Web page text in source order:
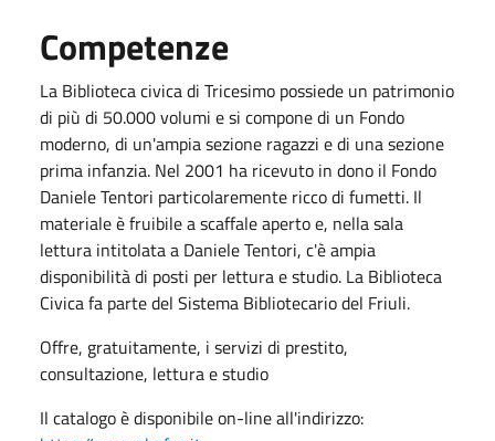
Competenze
La Biblioteca civica di Tricesimo possiede un patrimonio
di più di 50.000 volumi e si compone di un Fondo
moderno, di un'ampia sezione ragazzi e di una sezione
prima infanzia. Nel 2001 ha ricevuto in dono il Fondo
Daniele Tentori particolaremente ricco di fumetti. Il
materiale è fruibile a scaffale aperto e, nella sala
lettura intitolata a Daniele Tentori, c'è ampia
disponibilità di posti per lettura e studio. La Biblioteca
Civica fa parte del Sistema Bibliotecario del Friuli.
Offre, gratuitamente, i servizi di prestito,
consultazione, lettura e studio
Il catalogo è disponibile on-line all'indirizzo: